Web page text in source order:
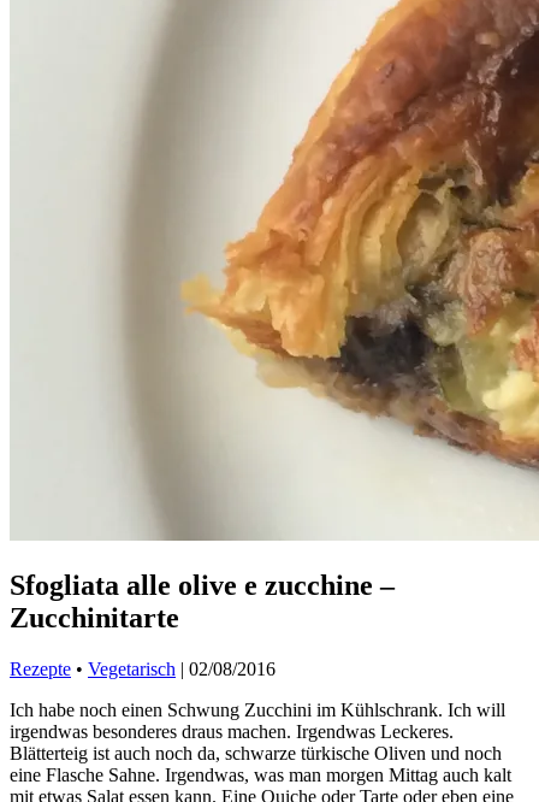
Sfogliata alle olive e zucchine –
Zucchinitarte
Rezepte • Vegetarisch | 02/08/2016
Ich habe noch einen Schwung Zucchini im Kühlschrank. Ich will
irgendwas besonderes draus machen. Irgendwas Leckeres.
Blätterteig ist auch noch da, schwarze türkische Oliven und noch
eine Flasche Sahne. Irgendwas, was man morgen Mittag auch kalt
mit etwas Salat essen kann. Eine Quiche oder Tarte oder eben eine